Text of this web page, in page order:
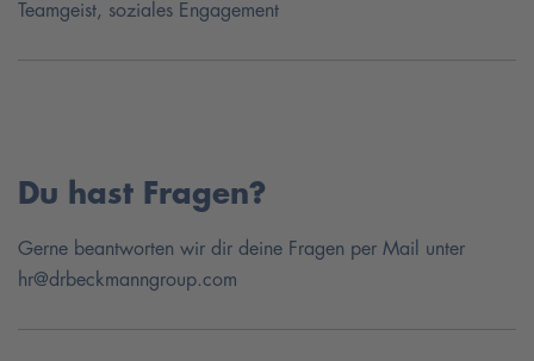
Teamgeist, soziales Engagement
Du hast Fragen?
Gerne beantworten wir dir deine Fragen per Mail unter
hr@drbeckmanngroup.com